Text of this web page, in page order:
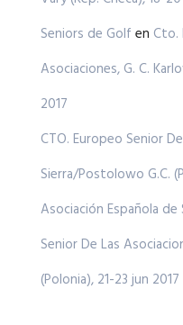
Seniors de Golf en Cto.
Asociaciones, G. C.
2017
CTO. Europeo Senior
Sierra/Postolowo G.C.
Asociación Española
Senior De Las
(Polonia), 21-23 jun 2017